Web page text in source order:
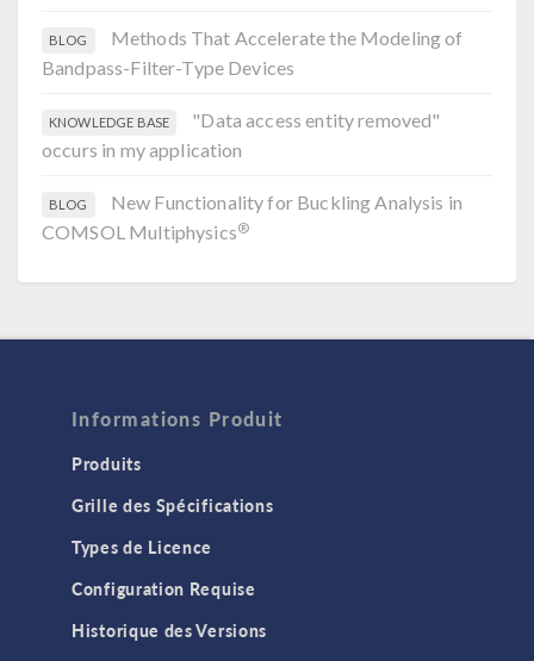
BLOG
Methods That Accelerate the Modeling of
Bandpass-Filter-Type Devices
KNOWLEDGE BASE
"Data access entity removed"
occurs in my application
BLOG
New Functionality for Buckling Analysis in
COMSOL Multiphysics®
Informations Produit
Produits
Grille des Spécifications
Types de Licence
Configuration Requise
Historique des Versions